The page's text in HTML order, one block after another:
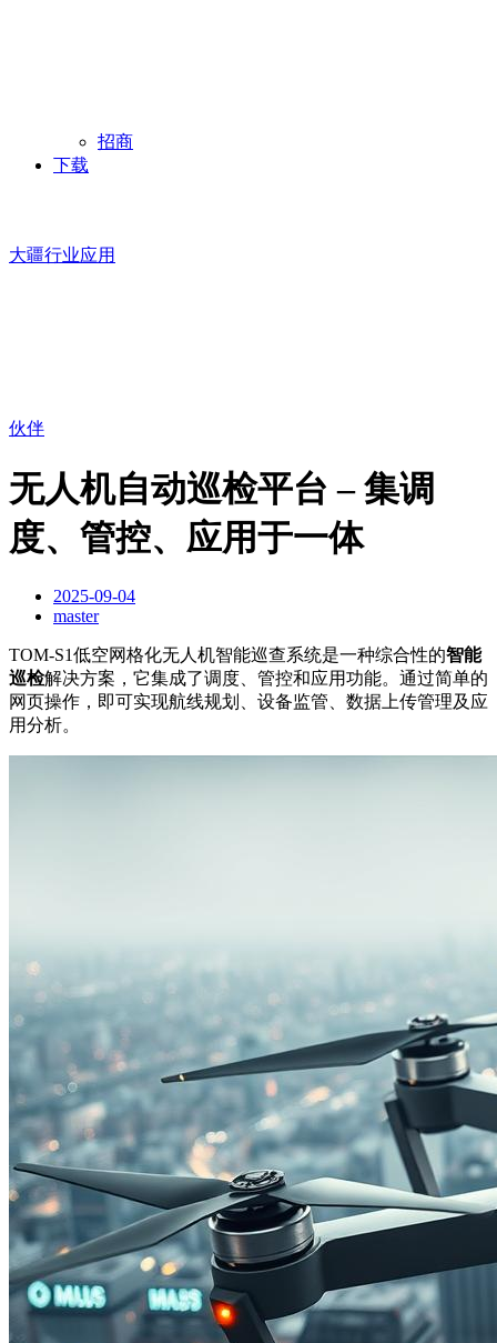
招商
下载
大疆行业应用
伙伴
无人机自动巡检平台 – 集调
度、管控、应用于一体
2025-09-04
master
TOM-S1低空网格化无人机智能巡查系统是一种综合性的智能
巡检解决方案，它集成了调度、管控和应用功能。通过简单的
网页操作，即可实现航线规划、设备监管、数据上传管理及应
用分析。